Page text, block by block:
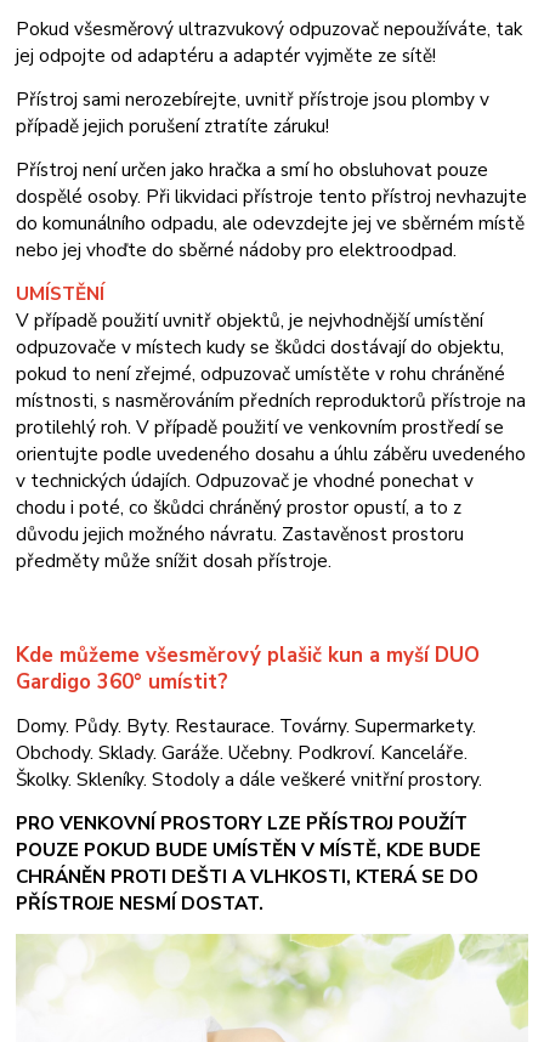
Pokud všesměrový ultrazvukový odpuzovač nepoužíváte, tak
jej odpojte od adaptéru a adaptér vyjměte ze sítě!
Přístroj sami nerozebírejte, uvnitř přístroje jsou plomby v
případě jejich porušení ztratíte záruku!
Přístroj není určen jako hračka a smí ho obsluhovat pouze
dospělé osoby. Při likvidaci přístroje tento přístroj nevhazujte
do komunálního odpadu, ale odevzdejte jej ve sběrném místě
nebo jej vhoďte do sběrné nádoby pro elektroodpad.
UMÍSTĚNÍ
V případě použití uvnitř objektů, je nejvhodnější umístění
odpuzovače v místech kudy se škůdci dostávají do objektu,
pokud to není zřejmé, odpuzovač umístěte v rohu chráněné
místnosti, s nasměrováním předních reproduktorů přístroje na
protilehlý roh. V případě použití ve venkovním prostředí se
orientujte podle uvedeného dosahu a úhlu záběru uvedeného
v technických údajích. Odpuzovač je vhodné ponechat v
chodu i poté, co škůdci chráněný prostor opustí, a to z
důvodu jejich možného návratu. Zastavěnost prostoru
předměty může snížit dosah přístroje.
Kde můžeme všesměrový plašič kun a myší DUO
Gardigo 360° umístit?
Domy. Půdy. Byty. Restaurace. Továrny. Supermarkety.
Obchody. Sklady. Garáže. Učebny. Podkroví. Kanceláře.
Školky. Skleníky. Stodoly a dále veškeré vnitřní prostory.
PRO VENKOVNÍ PROSTORY LZE PŘÍSTROJ POUŽÍT
POUZE POKUD BUDE UMÍSTĚN V MÍSTĚ, KDE BUDE
CHRÁNĚN PROTI DEŠTI A VLHKOSTI, KTERÁ SE DO
PŘÍSTROJE NESMÍ DOSTAT.